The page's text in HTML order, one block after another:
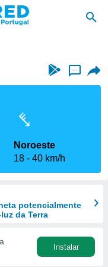
...
Noroeste
18
40 km/h
potencialmente
da Terra
Instalar